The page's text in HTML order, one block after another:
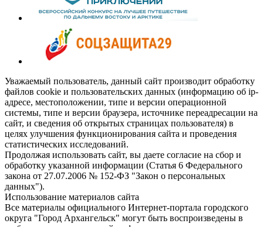
Уважаемый пользователь, данный сайт производит обработку
файлов cookie и пользовательских данных (информацию об ip-
адресе, местоположении, типе и версии операционной
системы, типе и версии браузера, источнике переадресации на
сайт, и сведения об открытых страницах пользователя) в
целях улучшения функционирования сайта и проведения
статистических исследований.
Продолжая использовать сайт, вы даете согласие на сбор и
обработку указанной информации (Статья 6 Федерального
закона от 27.07.2006 № 152-ФЗ "Закон о персональных
данных").
Использование материалов сайта
Все материалы официального Интернет-портала городского
округа "Город Архангельск" могут быть воспроизведены в